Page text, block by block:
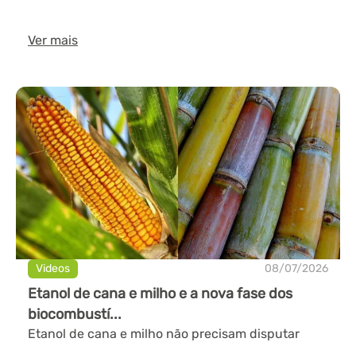
Ver mais
Videos 08/07/2026
Etanol de cana e milho e a nova fase dos
biocombustí...
Etanol de cana e milho não precisam disputar